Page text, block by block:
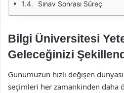
Sınav Sonrası Süreç
Bilgi Üniversitesi
Geleceğinizi
Günümüzün hızlı değişen
seçimleri her zamankinden daha